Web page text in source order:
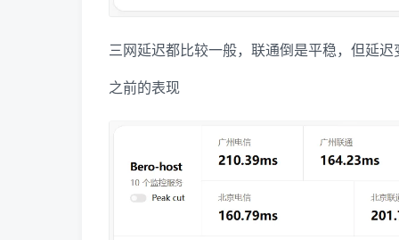
三网延迟都比较一般，联通倒是平稳，但延迟
之前的表现